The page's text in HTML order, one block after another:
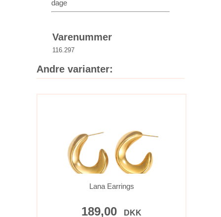
dage
Varenummer
116.297
Andre varianter:
Lana Earrings
189,00 DKK